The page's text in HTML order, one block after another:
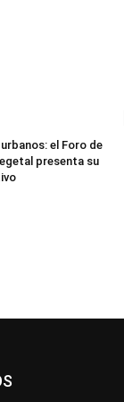
el Foro de
presenta su